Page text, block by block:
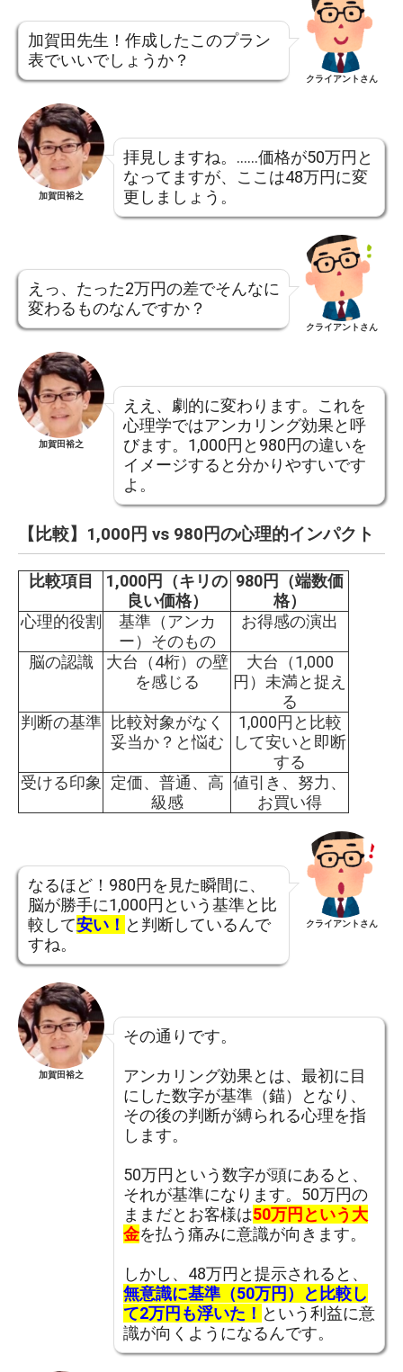
加賀田先生！作成したこのプラン
表でいいでしょうか？
クライアントさん
加賀田裕之
拝見しますね。……価格が50万円と
なってますが、ここは48万円に変
更しましょう。
えっ、たった2万円の差でそんなに
変わるものなんですか？
クライアントさん
加賀田裕之
ええ、劇的に変わります。これを
心理学ではアンカリング効果と呼
びます。1,000円と980円の違いを
イメージすると分かりやすいです
よ。
【比較】1,000円 vs 980円の心理的インパクト
比較項目
1,000円（キリの
良い価格）
980円（端数価
格）
心理的役割
基準（アンカ
ー）そのもの
お得感の演出
脳の認識
大台（4桁）の壁
を感じる
大台（1,000
円）未満と捉え
る
判断の基準
比較対象がなく
妥当か？と悩む
1,000円と比較
して安いと即断
する
受ける印象
定価、普通、高
級感
値引き、努力、
お買い得
なるほど！980円を見た瞬間に、
脳が勝手に1,000円という基準と比
較して安い！ と判断しているんで
すね。
クライアントさん
加賀田裕之
その通りです。
アンカリング効果とは、最初に目
にした数字が基準（錨）となり、
その後の判断が縛られる心理を指
します。
50万円という数字が頭にあると、
それが基準になります。50万円の
ままだとお客様は50万円という大
金を払う痛みに意識が向きます。
しかし、48万円と提示されると、
無意識に基準（50万円）と比較し
て2万円も浮いた！ という利益に意
識が向くようになるんです。